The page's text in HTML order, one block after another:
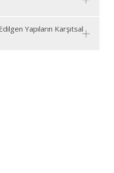
Yapıların Karşıtsal